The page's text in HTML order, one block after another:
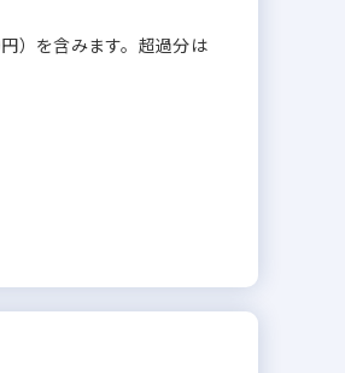
）を含みます。超過分は